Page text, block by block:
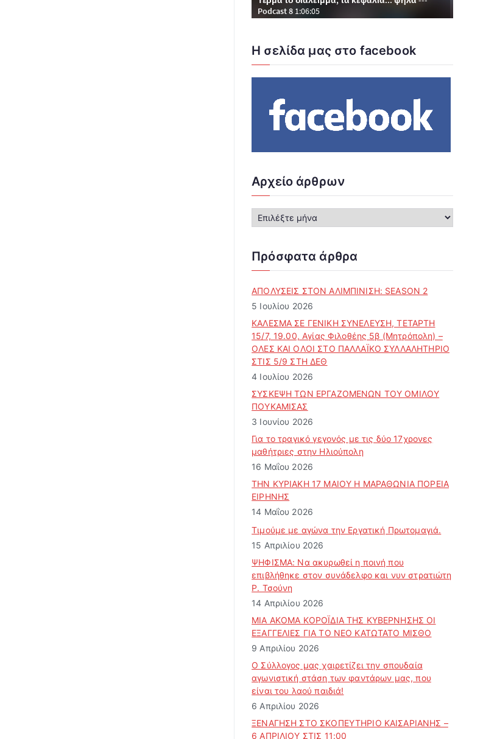
Η σελίδα μας στο facebook
Αρχείο άρθρων
ρ
ε
ά
ρ
ρ
ω
ν
Πρόσφατα άρθρα
ΑΠΟΛΥΣΕΙΣ ΣΤΟΝ ΑΛΙΜΠΙΝΙΣΗ: SEASON 2
5 Ιουλίου 2026
ΚΑΛΕΣΜΑ ΣΕ ΓΕΝΙΚΗ ΣΥΝΕΛΕΥΣΗ, ΤΕΤΑΡΤΗ
15/7, 19.00, Αγίας Φιλοθέης 5β (Μητρόπολη) –
ΟΛΕΣ ΚΑΙ ΟΛΟΙ ΣΤΟ ΠΑΛΛΑΪΚΟ ΣΥΛΛΑΛΗΤΗΡΙΟ
ΣΤΙΣ 5/9 ΣΤΗ ΔΕΘ
4 Ιουλίου 2026
ΣΥΣΚΕΨΗ ΤΩΝ ΕΡΓΑΖΟΜΕΝΩΝ ΤΟΥ ΟΜΙΛΟΥ
ΠΟΥΚΑΜΙΣΑΣ
3 Ιουνίου 2026
Για το τραγικό γεγονός με τις δύο 17χρονες
μαθήτριες στην Ηλιούπολη
16 Μαΐου 2026
ΤΗΝ ΚΥΡΙΑΚΗ 17 ΜΑΙΟΥ Η ΜΑΡΑΘΩΝΙΑ ΠΟΡΕΙΑ
ΕΙΡΗΝΗΣ
14 Μαΐου 2026
Τιμούμε με αγώνα την Εργατική Πρωτομαγιά.
15 Απριλίου 2026
ΨΗΦΙΣΜΑ: Να ακυρωθεί η ποινή που
επιβλήθηκε στον συνάδελφο και νυν στρατιώτη
Ρ. Τσούνη
14 Απριλίου 2026
ΜΙΑ ΑΚΟΜΑ ΚΟΡΟΪΔΙΑ ΤΗΣ ΚΥΒΕΡΝΗΣΗΣ ΟΙ
ΕΞΑΓΓΕΛΙΕΣ ΓΙΑ ΤΟ ΝΕΟ ΚΑΤΩΤΑΤΟ ΜΙΣΘΟ
9 Απριλίου 2026
Ο Σύλλογος μας χαιρετίζει την σπουδαία
αγωνιστική στάση των φαντάρων μας, που
είναι του λαού παιδιά!
6 Απριλίου 2026
ΞΕΝΑΓΗΣΗ ΣΤΟ ΣΚΟΠΕΥΤΗΡΙΟ ΚΑΙΣΑΡΙΑΝΗΣ –
6 ΑΠΡΙΛΙΟΥ ΣΤΙΣ 11:00